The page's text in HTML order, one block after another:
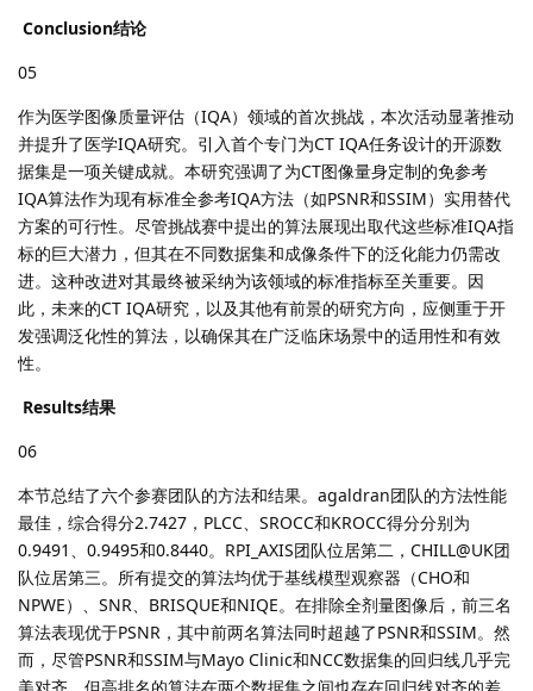
Conclusion结论
05
作为医学图像质量评估（IQA）领域的首次挑战，本次活动显著推动
并提升了医学IQA研究。引入首个专门为CT IQA任务设计的开源数
据集是一项关键成就。本研究强调了为CT图像量身定制的免参考
IQA算法作为现有标准全参考IQA方法（如PSNR和SSIM）实用替代
方案的可行性。尽管挑战赛中提出的算法展现出取代这些标准IQA指
标的巨大潜力，但其在不同数据集和成像条件下的泛化能力仍需改
进。这种改进对其最终被采纳为该领域的标准指标至关重要。因
此，未来的CT IQA研究，以及其他有前景的研究方向，应侧重于开
发强调泛化性的算法，以确保其在广泛临床场景中的适用性和有效
性。
Results结果
06
本节总结了六个参赛团队的方法和结果。agaldran团队的方法性能
最佳，综合得分2.7427，PLCC、SROCC和KROCC得分分别为
0.9491、0.9495和0.8440。RPI_AXIS团队位居第二，CHILL@UK团
队位居第三。所有提交的算法均优于基线模型观察器（CHO和
NPWE）、SNR、BRISQUE和NIQE。在排除全剂量图像后，前三名
算法表现优于PSNR，其中前两名算法同时超越了PSNR和SSIM。然
而，尽管PSNR和SSIM与Mayo Clinic和NCC数据集的回归线几乎完